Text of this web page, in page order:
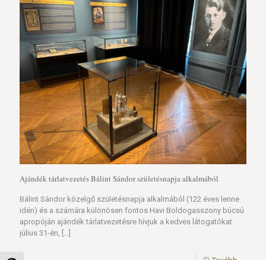
Ajándék tárlatvezetés Bálint Sándor születésnapja alkalmából
Bálint Sándor közelgő születésnapja alkalmából (122 éves lenne
idén) és a számára különösen fontos Havi Boldogasszony búcsú
apropóján ajándék tárlatvezetésre hívjuk a kedves látogatókat
július 31-én,